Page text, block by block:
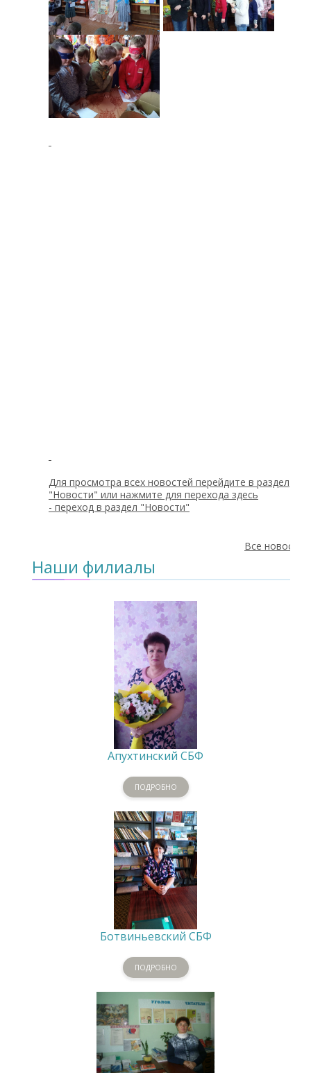
Для просмотра всех новостей перейдите в раздел
"Новости" или нажмите для перехода здесь
- переход в раздел "Новости"
Все новости
Наши филиалы
Апухтинский СБФ
ПОДРОБНО
Ботвиньевский СБФ
ПОДРОБНО